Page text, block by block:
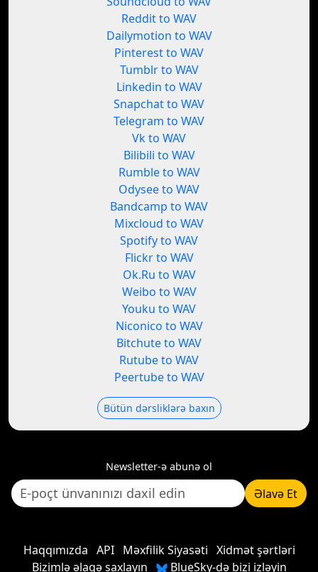
Reddit to WAV
Dailymotion to WAV
Pinterest to WAV
Tumblr to WAV
Linkedin to WAV
Snapchat to WAV
Telegram to WAV
Vk to WAV
Bilibili to WAV
Rumble to WAV
Odysee to WAV
Bandcamp to WAV
Mixcloud to WAV
Spotify to WAV
Flickr to WAV
Ok.Ru to WAV
Weibo to WAV
Youku to WAV
Niconico to WAV
Bitchute to WAV
Rutube to WAV
Peertube to WAV
Bütün dərsliklərə baxın
Newsletter-ə abunə ol
Əlavə Et
Haqqımızda API Məxfilik Siyasəti Xidmət şərtləri
Bizimlə əlaqə saxlayın
BlueSky-də bizi izləyin